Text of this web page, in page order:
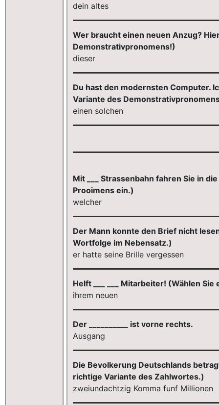
dein altes
Wer braucht einen neuen Anzug?
Demonstrativpronomens!)
dieser
Du hast den modernsten Computer.
Variante des
einen solchen
Mit ___ Strassenbahn fahren Sie in
Prooimens ein.)
welcher
Der Mann konnte den Brief nicht
Wortfolge im Nebensatz.)
er hatte seine Brille vergessen
Helft ___ ___ Mitarbeiter! (Wählen
ihrem neuen
Der __________ ist vorne rechts.
Ausgang
Die Bevolkerung Deutschlands
richtige Variante des Zahlwortes.)
zweiundachtzig Komma funf Millionen